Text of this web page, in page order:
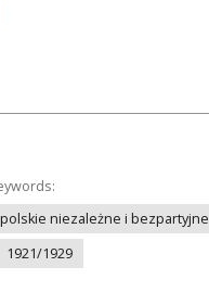
niezależne i bezpartyjne
1921/1929